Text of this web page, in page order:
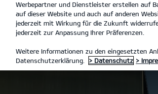
Der Kia EV6
MODELLE
Werbepartner und Dienstleister erstellen auf
auf dieser Website und auch auf anderen
jederzeit mit Wirkung für die Zukunft
jederzeit zur Anpassung Ihrer Präferenzen.
Weitere Informationen zu den eingesetzten
Datenschutzerklärung.
> Datenschutz >